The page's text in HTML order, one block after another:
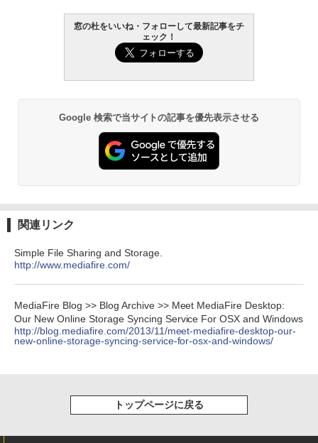
Robloxギフトカード - 1000 Robux 【限
定バーチャルアイテムを含む】 【オンラ
インゲームコード】 ロブロックス |オン
ラインコード版
￥1,600
Robloxギフトカード - 2,000 Robux 【限
定バーチャルアイテムを含む】 【オンラ
インゲームコード】 ロブロックス | オン
ラインコード版
ows11、10/mac対応|PC2台
Windows版 | Minecraft (マインクラフ
ト): Java & Bedrock Edition | オンライ
ンコード版
bデザイン入門講座［第2版］
￥1,292
方 マニュアル AI副業にもコンテンツ作成
めのAIコーディング入門シリーズ
￥99
￥480
ードウェア・市販ソフトウェアのパーフ
ェクトリストと最新エミュレータ紹介
￥1,600
Kindle Paperwhite シグニチャーエディ
ション (32GB) 7インチディスプレイ、明
るさ自動調整、色調調節ライト、12週間
持続バッテリー、広告なし、メタリック
Amazon Kindle Paperwhite (16GB) 7イ
ンチディスプレイ、色調調節ライト、12
週間持続バッテリー、広告なし、ブラッ
Amazon Kindle Colorsoft | 16GBストレ
ージ、防水、7インチカラーディスプレ
イ、色調調節ライト、最大8週間持続バッ
テリー、広告無し、ブラック (2025年発
￥31,980
整、色調調節ライト、プレミアムペン付
き、グラファイト
￥115,980
窓の杜をいいね・フォローして最新記事をチ
ェック！
Google 検索で当サイトの記事を優先表示させる
関連リンク
Simple File Sharing and Storage.
http://www.mediafire.com/
MediaFire Blog >> Blog Archive >> Meet MediaFire Desktop:
Our New Online Storage Syncing Service For OSX and Windows
http://blog.mediafire.com/2013/11/meet-mediafire-desktop-our-
new-online-storage-syncing-service-for-osx-and-windows/
トップページに戻る